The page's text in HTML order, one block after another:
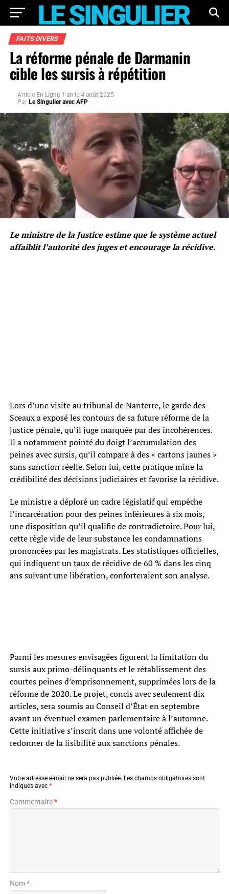
FAITS DIVERS
La réforme pénale de Darmanin
cible les sursis à répétition
Article En Ligne 1 an le 4 août 2025
Par Le Singulier avec AFP
Le ministre de la Justice estime que le système actuel
affaiblit l’autorité des juges et encourage la récidive.
Lors d’une visite au tribunal de Nanterre, le garde des
Sceaux a exposé les contours de sa future réforme de la
justice pénale, qu’il juge marquée par des incohérences.
Il a notamment pointé du doigt l’accumulation des
peines avec sursis, qu’il compare à des « cartons jaunes »
sans sanction réelle. Selon lui, cette pratique mine la
crédibilité des décisions judiciaires et favorise la récidive.
Le ministre a déploré un cadre législatif qui empêche
l’incarcération pour des peines inférieures à six mois,
une disposition qu’il qualifie de contradictoire. Pour lui,
cette règle vide de leur substance les condamnations
prononcées par les magistrats. Les statistiques officielles,
qui indiquent un taux de récidive de 60 % dans les cinq
ans suivant une libération, conforteraient son analyse.
Parmi les mesures envisagées figurent la limitation du
sursis aux primo-délinquants et le rétablissement des
courtes peines d’emprisonnement, supprimées lors de la
réforme de 2020. Le projet, concis avec seulement dix
articles, sera soumis au Conseil d’État en septembre
avant un éventuel examen parlementaire à l’automne.
Cette initiative s’inscrit dans une volonté affichée de
redonner de la lisibilité aux sanctions pénales.
Votre adresse e-mail ne sera pas publiée. Les champs obligatoires sont
indiqués avec *
Commentaire*
Nom *